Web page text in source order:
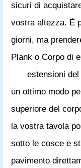
sicuri di
vostra altezza. È
giorni, ma
Plank o Corpo di
estensioni
un ottimo modo
superiore del
la vostra tavola
sotto le cosce e
pavimento